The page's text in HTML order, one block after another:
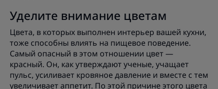
Уделите внимание цветам
Цвета, в которых выполнен интерьер вашей кухни,
тоже способны влиять на пищевое поведение.
Самый опасный в этом отношении цвет —
красный. Он, как утверждают ученые, учащает
пульс, усиливает кровяное давление и вместе с тем
увеличивает аппетит. По этой причине этого цвета